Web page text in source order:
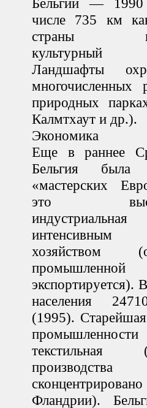
числе 735 км
страны
культурный
Ландшафты
многочисленных
природных
Калмтхаут и др.).
Экономика
Еще в раннее
Бельгия
«мастерских
это
интенсивным
хозяйством
промышленной
населения
(1995).
производства
Фландрии).